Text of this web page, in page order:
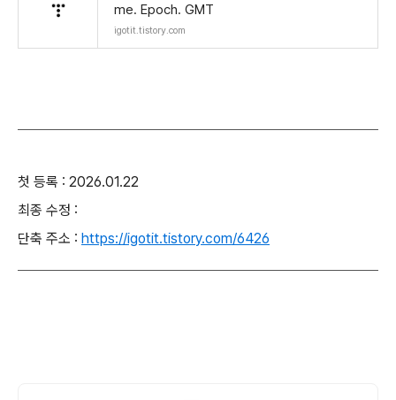
me. Epoch. GMT
igotit.tistory.com
첫 등록 : 2026.01.22
최종 수정 :
단축 주소 : https://igotit.tistory.com/6426